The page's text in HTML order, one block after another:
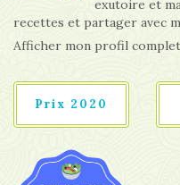
exutoire et
recettes et partager avec
Afficher mon profil complet
Prix 2020